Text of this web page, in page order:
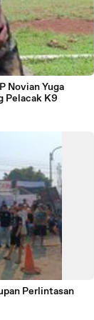
Novian Yuga
Pelacak K9
Perlintasan